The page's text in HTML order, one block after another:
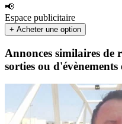
📢
Espace publicitaire
+ Acheter une option
Annonces similaires de
sorties ou